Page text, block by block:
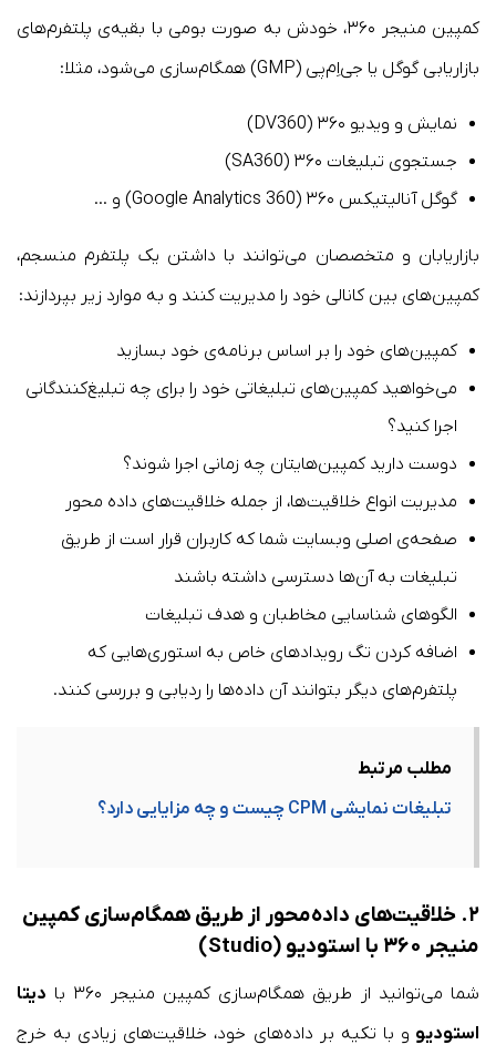
کمپین منیجر ۳۶۰، خودش به صورت بومی با بقیه‌ی پلتفرم‌های
بازاریابی گوگل یا جی‌اِم‌پی (GMP) همگام‌سازی می‌شود، مثلا:
نمایش و ویدیو ۳۶۰ (DV360)
جستجوی تبلیغات ۳۶۰ (SA360)
گوگل آنالیتیکس ۳۶۰ (Google Analytics 360) و …
بازاریابان و متخصصان می‌توانند با داشتن یک پلتفرم منسجم،
کمپین‌های بین کانالی خود را مدیریت کنند و به موارد زیر بپردازند:
کمپین‌های خود را بر اساس برنامه‌ی خود بسازید
می‌خواهید کمپین‌های تبلیغاتی خود را برای چه تبلیغ‌کنندگانی
اجرا کنید؟
دوست دارید کمپین‌هایتان چه زمانی اجرا شوند؟
مدیریت انواع خلاقیت‌ها، از جمله خلاقیت‌های داده محور
صفحه‌ی اصلی وبسایت شما که کاربران قرار است از طریق
تبلیغات به آن‌ها دسترسی داشته باشند
الگوهای شناسایی مخاطبان و هدف تبلیغات
اضافه کردن تگ‌ رویدادهای خاص به استوری‌هایی که
پلتفرم‌های دیگر بتوانند آن داده‌ها را ردیابی و بررسی کنند.
مطلب مرتبط
تبلیغات نمایشی CPM چیست و چه مزایایی دارد؟
۲. خلاقیت‌های داده‌محور از طریق همگام‌سازی کمپین
منیجر ۳۶۰ با استودیو (Studio)
شما می‌توانید از طریق همگام‌سازی کمپین منیجر ۳۶۰ با
دیتا
استودیو و با تکیه بر داده‌های خود، خلاقیت‌های زیادی به خرج